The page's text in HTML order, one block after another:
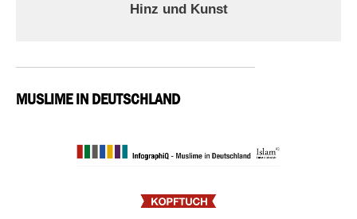
Hinz und Kunst
MUSLIME IN DEUTSCHLAND